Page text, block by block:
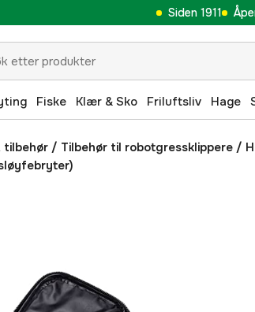
Siden 1911
Fiske Klær & Sko Friluftsliv Hage
tilbehør / Tilbehør til robotgressklippere /